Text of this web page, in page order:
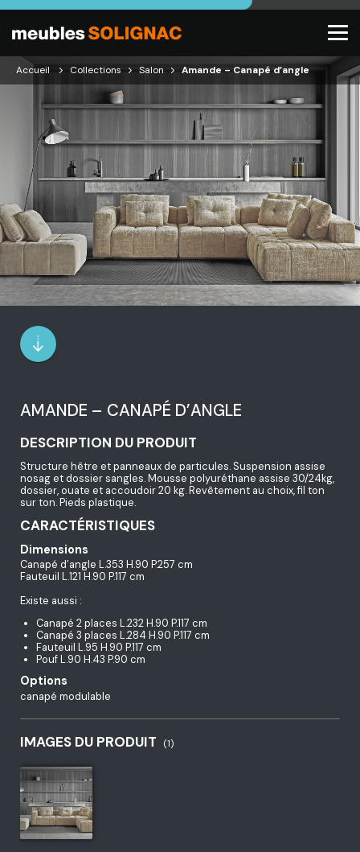
Accueil Collections Salon Amande – Canapé d’angle
AMANDE – CANAPÉ D’ANGLE
DESCRIPTION DU PRODUIT
Structure hêtre et panneaux de particules. Suspension assise
nosag et dossier sangles. Mousse polyuréthane assise 30/24kg,
dossier, ouate et accoudoir 20 kg. Revêtement au choix, fil ton
sur ton. Pieds plastique.
CARACTÉRISTIQUES
Dimensions
Canapé d’angle L.353 H.90 P.257 cm
Fauteuil L.121 H.90 P.117 cm
Existe aussi :
Canapé 2 places L.232 H.90 P.117 cm
Canapé 3 places L.284 H.90 P.117 cm
Fauteuil L.95 H.90 P.117 cm
Pouf L.90 H.43 P.90 cm
Options
canapé modulable
IMAGES DU PRODUIT (1)